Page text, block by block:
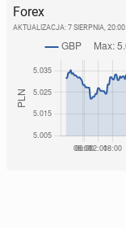
Forex
AKTUALIZACJA: 7 SIERPNIA, 20:00